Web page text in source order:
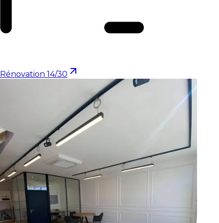
Rénovation 14/30